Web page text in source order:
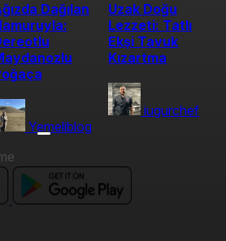
Dağılan
Yemeliblog
Uzak Doğu
Lezzeti: Tatlı
Ekşi Tavuk
Kızartma
iugurchef